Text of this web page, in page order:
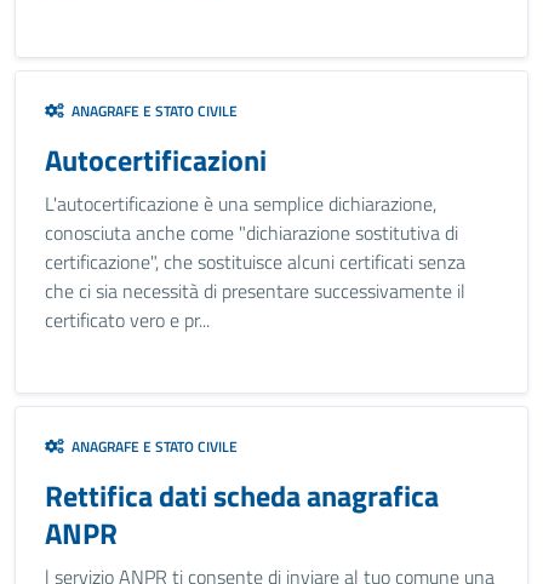
ANAGRAFE E STATO CIVILE
Autocertificazioni
L'autocertificazione è una semplice dichiarazione,
conosciuta anche come "dichiarazione sostitutiva di
certificazione", che sostituisce alcuni certificati senza
che ci sia necessità di presentare successivamente il
certificato vero e pr...
ANAGRAFE E STATO CIVILE
Rettifica dati scheda anagrafica
ANPR
l servizio ANPR ti consente di inviare al tuo comune una